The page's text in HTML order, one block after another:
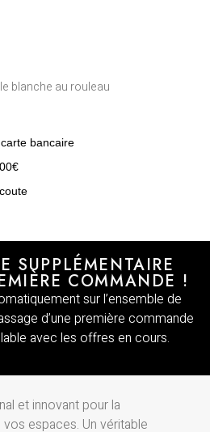
blanche au rouleau
bancaire
SUPPLÉMENTAIRE
COMMANDE !
sur l’ensemble de
d’une première commande
avec les offres en cours.
et innovant pour la
espaces. Un véritable